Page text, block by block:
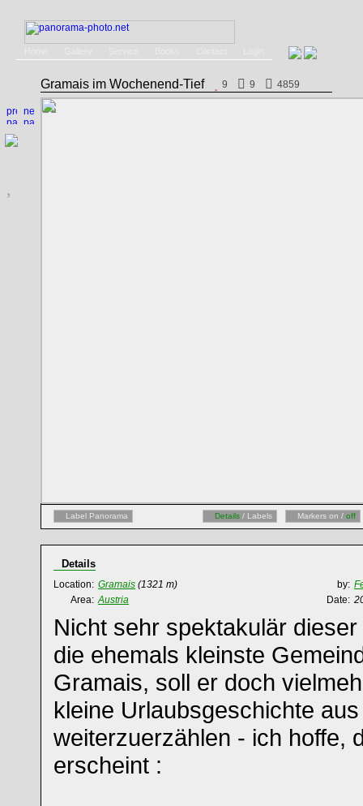
Gramais im Wochenend-Tief 9 9 4859
Label Panorama Details / Labels Markers on / off
Details
Location: Gramais (1321 m) by:
Area: Austria Date:
Nicht sehr spektakulär
die ehemals kleinste
Gramais, soll er doch
kleine Urlaubsgeschichte
weiterzuerzählen - ich hoffe,
erscheint :